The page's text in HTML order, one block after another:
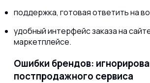
поддержка, готовая ответить на
удобный интерфейс заказа на
маркетплейсе.
Ошибки брендов:
постпродажного сервиса